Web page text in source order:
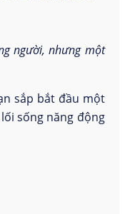
người, nhưng một
sắp bắt đầu một
sống năng động